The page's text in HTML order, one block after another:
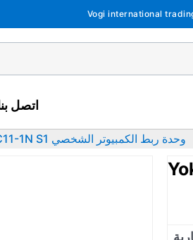
Vogi international
اتصل
Yokogawa F3LC11-1N S1 وحدة ربط الكمبيوتر الشخصي